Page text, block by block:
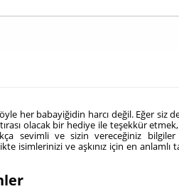
her babayiğidin harcı değil. Eğer siz
olacak bir hediye ile teşekkür etmek,
sevimli ve sizin vereceğiniz
isimlerinizi ve aşkınız için en